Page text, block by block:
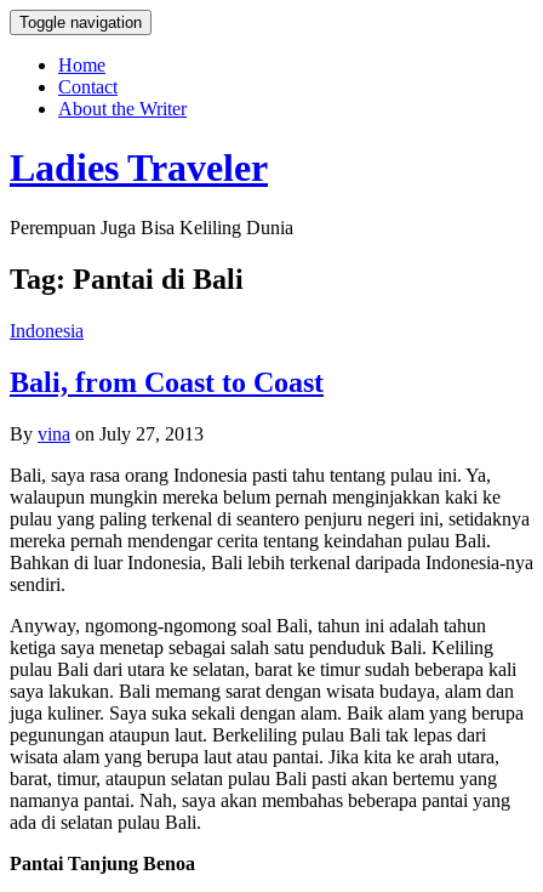
Toggle navigation
Home
Contact
About the Writer
Ladies Traveler
Perempuan Juga Bisa Keliling Dunia
Tag: Pantai di Bali
Indonesia
Bali, from Coast to Coast
By vina on July 27, 2013
Bali, saya rasa orang Indonesia pasti tahu tentang pulau ini. Ya,
walaupun mungkin mereka belum pernah menginjakkan kaki ke
pulau yang paling terkenal di seantero penjuru negeri ini, setidaknya
mereka pernah mendengar cerita tentang keindahan pulau Bali.
Bahkan di luar Indonesia, Bali lebih terkenal daripada Indonesia-nya
sendiri.
Anyway, ngomong-ngomong soal Bali, tahun ini adalah tahun
ketiga saya menetap sebagai salah satu penduduk Bali. Keliling
pulau Bali dari utara ke selatan, barat ke timur sudah beberapa kali
saya lakukan. Bali memang sarat dengan wisata budaya, alam dan
juga kuliner. Saya suka sekali dengan alam. Baik alam yang berupa
pegunungan ataupun laut. Berkeliling pulau Bali tak lepas dari
wisata alam yang berupa laut atau pantai. Jika kita ke arah utara,
barat, timur, ataupun selatan pulau Bali pasti akan bertemu yang
namanya pantai. Nah, saya akan membahas beberapa pantai yang
ada di selatan pulau Bali.
Pantai Tanjung Benoa